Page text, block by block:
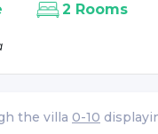
2 Rooms
the villa 0-10